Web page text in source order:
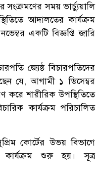
সংক্রমণের সময় ভার্চ্যুয়ালি
আদালতের কার্যক্রম
একটি বিজ্ঞপ্তি জারি
জ্যেষ্ঠ বিচারপতিদের
যে, আগামী ১ ডিসেম্বর
করে শারীরিক উপস্থিতিতে
কার্যক্রম পরিচালিত
কোর্টের উভয় বিভাগে
কার্যক্রম শুরু হয়। সূত্র